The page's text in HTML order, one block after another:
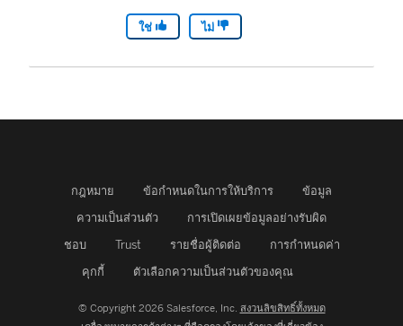
ใช่ ไม่
กฎหมาย ข้อกำหนดในการให้บริการ
ข้อมูล
ความเป็นส่วนตัว
การเปิดเผยข้อมูลอย่างรับผิด
ชอบ
Trust รายชื่อผู้ติดต่อ
การกำหนดค่า
คุกกี้
ตัวเลือกความเป็นส่วนตัวของคุณ
© Copyright 2026 Salesforce, Inc. สงวนลิขสิทธิ์ทั้งหมด